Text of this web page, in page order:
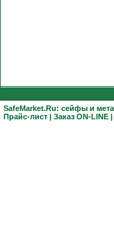
SafeMarket.Ru: сейфы и
Прайс-лист | Заказ ON-LINE |